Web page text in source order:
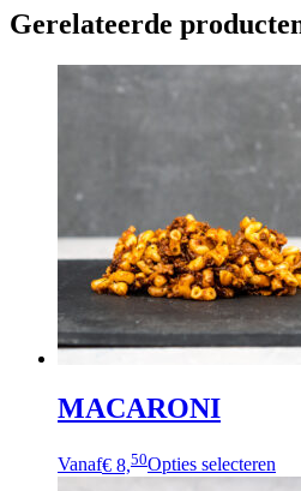
Gerelateerde
MACARONI
Vanaf€ 8,50Opties selecteren